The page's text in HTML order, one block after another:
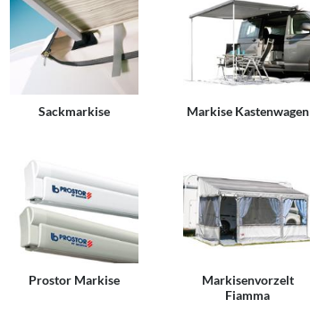
Sackmarkise Markise Kastenwagen
Prostor Markise
Markisenvorzelt
Fiamma